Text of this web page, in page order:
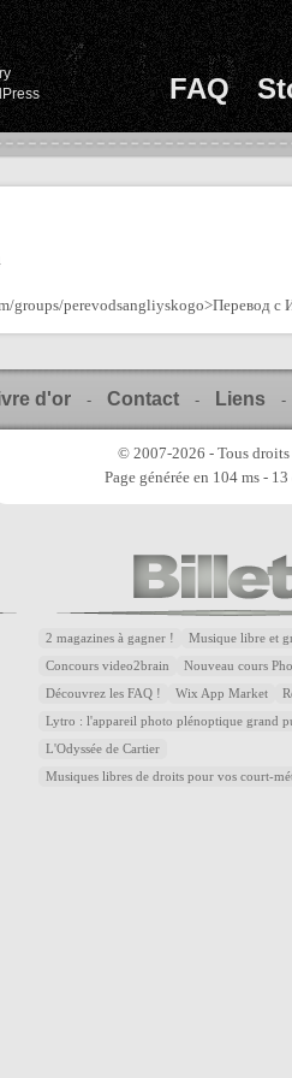
FAQ
groups/perevodsangliyskogo>Перевод с
d'or - Contact - Liens -
© 2007-2026 - Tous droits
Page générée en 104 ms -
2 magazines à gagner ! Musique libre et
Concours video2brain Nouveau cours
Découvrez les FAQ ! Wix App Market
Lytro : l'appareil photo plénoptique grand
L'Odyssée de Cartier
Musiques libres de droits pour vos court-